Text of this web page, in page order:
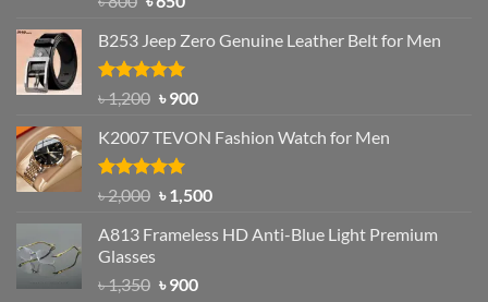
was:
৳ 800.
is:
৳ 650.
B253 Jeep Zero Genuine Leather Belt for Men
Rated5.00
out of 5
৳1,200 Original
was:
৳ 1,200.
৳900Current
is:
K2007 TEVON Fashion Watch for Men
Rated4.93
out of 5
৳2,000 Original
was:
৳1,500Current
is:
A813 Frameless HD Anti-Blue Light Premium
Glasses
৳1,350 Original
৳900Current